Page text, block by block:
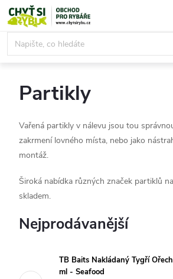
Přejít
na
obsah
Nástrahy, partikly
Partikly
Vařená partikly v nálevu jsou tou
zakrmení lovného místa, nebo jako
montáž.
Široká nabídka různých značek partiklů
skladem.
Nejprodávanější
TB Baits Nakládaný Tygří
ml - Seafood